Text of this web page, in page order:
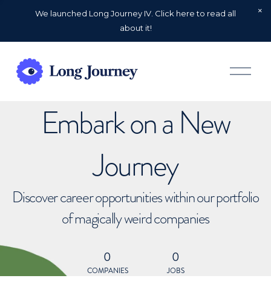
We launched Long Journey IV. Click here to read all
about it!
O
p
Embark on a New
Journey
Discover career opportunities within our portfolio
of magically weird companies
0
COMPANIES
0
JOBS